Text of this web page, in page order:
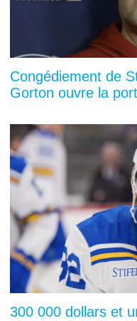
Congédiement de
Gorton ouvre la
300 000 dollars et